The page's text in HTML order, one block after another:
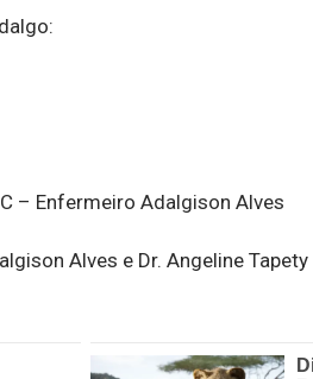
– Enfermeiro Adalgison Alves
Alves e Dr. Angeline Tapety